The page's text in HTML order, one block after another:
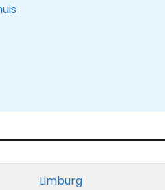
Limburg